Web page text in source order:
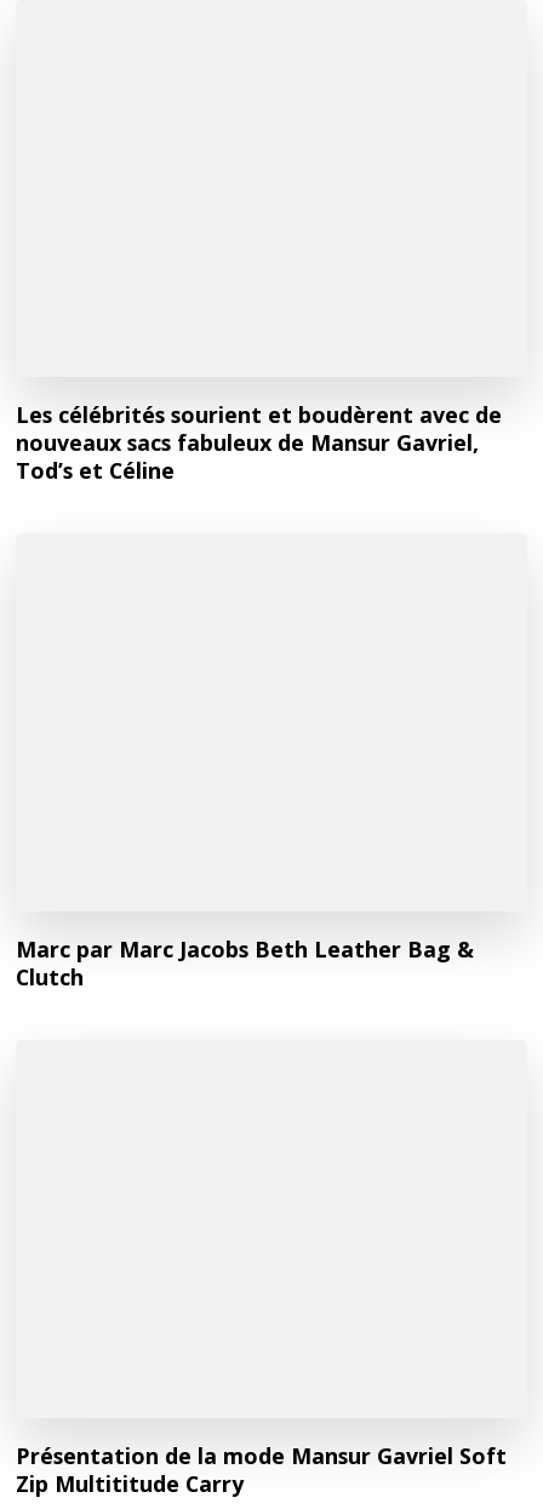
Les célébrités sourient et boudèrent avec de
nouveaux sacs fabuleux de Mansur Gavriel,
Tod’s et Céline
Marc par Marc Jacobs Beth Leather Bag &
Clutch
Présentation de la mode Mansur Gavriel Soft
Zip Multititude Carry